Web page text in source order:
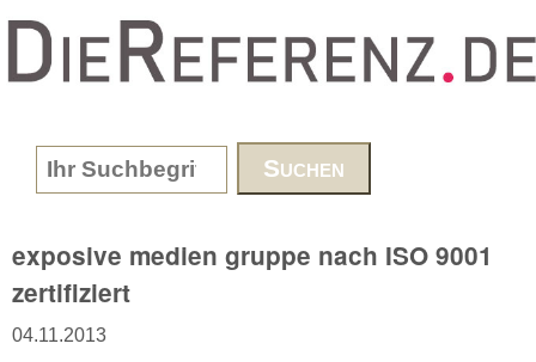
www.DieReferenz.de
Search form
exposive medien gruppe nach ISO 9001
zertifiziert
04.11.2013